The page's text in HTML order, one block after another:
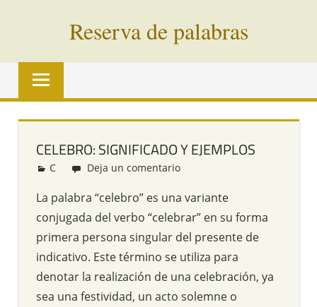
Reserva de palabras
Palabras
vías
todo
mundo
CELEBRO: SIGNIFICADO Y EJEMPLOS
Redacción
C Deja un comentario
La palabra “celebro” es una variante
conjugada del verbo “celebrar” en su forma
primera persona singular del presente de
indicativo. Este término se utiliza para
denotar la realización de una celebración, ya
sea una festividad, un acto solemne o